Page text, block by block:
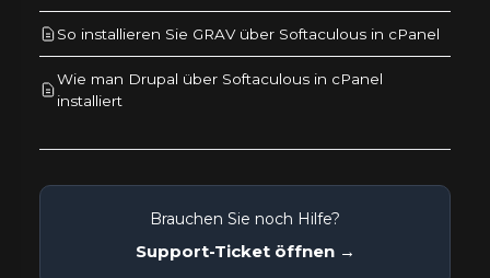
So installieren Sie GRAV über Softaculous in cPanel
Wie man Drupal über Softaculous in cPanel
installiert
Brauchen Sie noch Hilfe?
Support-Ticket öffnen →